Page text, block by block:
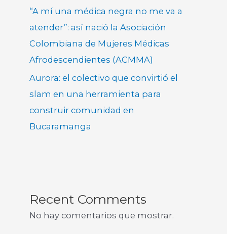
“A mí una médica negra no me va a
atender”: así nació la Asociación
Colombiana de Mujeres Médicas
Afrodescendientes (ACMMA)
Aurora: el colectivo que convirtió el
slam en una herramienta para
construir comunidad en
Bucaramanga
Recent Comments
No hay comentarios que mostrar.